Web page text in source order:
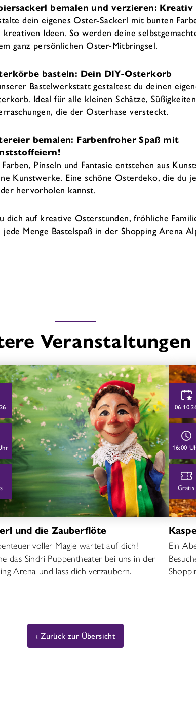
bemalen und verzieren:
dein eigenes Oster-Sackerl mit bunten
kreativen Ideen. So werden deine
ganz persönlichen Oster-Mitbringsel.
basteln: Dein DIY-Osterkorb
Bastelwerkstatt gestaltest du deinen
Ideal für alle kleinen Schätze,
die der Osterhase versteckt.
bemalen: Farbenfroher Spaß mit
Pinseln und Fantasie entstehen aus
Kunstwerke. Eine schöne Osterdeko, die du
hervorholen kannst.
dich auf kreative Osterstunden, fröhliche
jede Menge Bastelspaß in der Shopping Arena
Veranstaltungen
und die Zauberflöte
voller Magie wartet auf dich!
das Sindri Puppentheater bei uns in der
Arena und lass dich verzaubern.
16:00
Gratis
Ein
Zurück zur Übersicht